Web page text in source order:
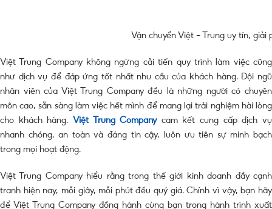
Vận chuyển Việt – Trung uy tín, giải
Việt Trung Company không ngừng cải tiến quy trình làm việc cũng
như dịch vụ để đáp ứng tốt nhất nhu cầu của khách hàng. Đội ngũ
nhân viên của Việt Trung Company đều là những người có chuyên
môn cao, sẵn sàng làm việc hết mình để mang lại trải nghiệm hài lòng
cho khách hàng. Việt Trung Companycam kết cung cấp dịch vụ
nhanh chóng, an toàn và đáng tin cậy, luôn ưu tiên sự minh bạch
trong mọi hoạt động.
Việt Trung Company hiểu rằng trong thế giới kinh doanh đầy cạnh
tranh hiện nay, mỗi giây, mỗi phút đều quý giá. Chính vì vậy, bạn hãy
để Việt Trung Company đồng hành cùng bạn trong hành trình xuất